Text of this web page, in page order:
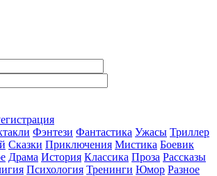
Фэнтези Фантастика Ужасы Триллер
Сказки Приключения Мистика Боевик
Драма История Классика Проза Рассказы
Психология Тренинги Юмор Разное